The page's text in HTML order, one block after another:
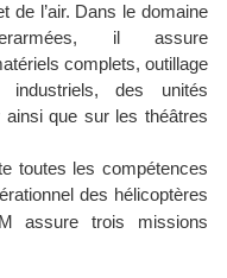
de l’air. Dans le domaine
il assure
complets, outillage
des unités
que sur les théâtres
toutes les compétences
des hélicoptères
assure trois missions